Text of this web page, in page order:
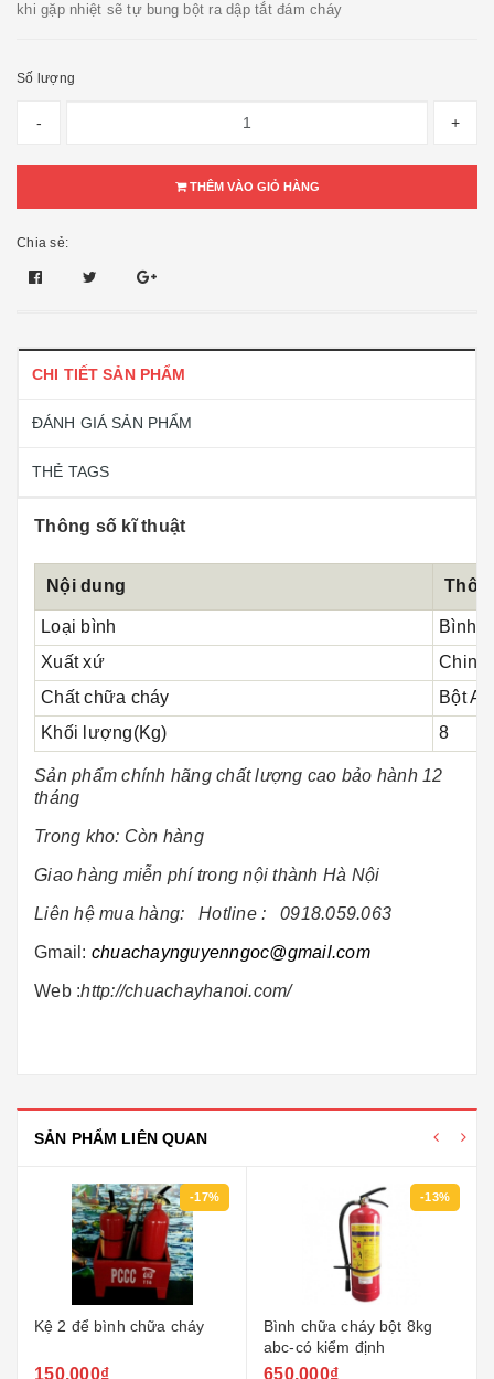
khi gặp nhiệt sẽ tự bung bột ra dập tắt đám cháy
Số lượng
- +
THÊM VÀO GIỎ HÀNG
Chia sẻ:
CHI TIẾT SẢN PHẨM
ĐÁNH GIÁ SẢN PHẨM
THẺ TAGS
Thông số kĩ thuật
Nội dung
Loại bình
Bình
Xuất xứ
China
Chất chữa cháy
Bột
Khối lượng(Kg)
8
Sản phẩm chính hãng chất lượng cao bảo hành 12
tháng
Trong kho: Còn hàng
Giao hàng miễn phí trong nội thành Hà Nội
Liên hệ mua hàng: Hotline : 0918.059.063
Gmail: chuachaynguyenngoc@gmail.com
Web :http://chuachayhanoi.com/
SẢN PHẨM LIÊN QUAN
-17%
chữa cháy
Bình chữa cháy bột 8kg
abc-có kiểm định
Bình chữa